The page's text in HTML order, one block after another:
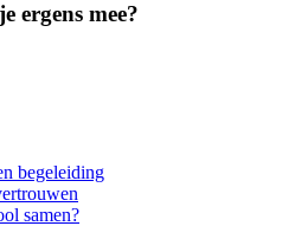
ergens mee?
begeleiding
samen?